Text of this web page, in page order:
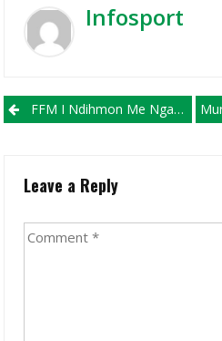
Infosport
Post navigation
FFM I Ndihmon Me Nga 10 Mijë Euro Klubet E Futbollit Të Femrave
Leave a Reply